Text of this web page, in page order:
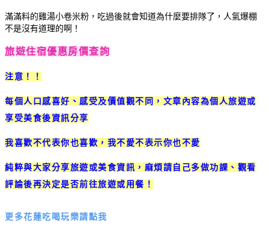
滿滿料的雞湯小卷米粉，吃過後就會知道為什麼要排隊了，人氣爆棚
不是沒有道理的啊！
旅遊住宿優惠房價查詢
注意！！
每個人口感喜好、感受及價值觀不同，文章內容為個人旅遊或
享受美食後資訊分享
我喜歡不代表你也喜歡，我不愛不表示你也不愛
純粹與大家分享旅遊或美食資訊，麻煩請自己多做功課、觀看
評論後再決定是否前往旅遊或用餐！
更多花蓮吃喝玩樂請點我